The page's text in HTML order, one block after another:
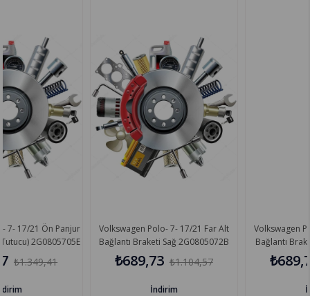
Panjur
Volkswagen Polo- 7- 17/21 Far Alt
Bağlantı Braketi Sağ 2G0805072B
₺689,73 ₺1.104,57
Volkswagen Polo- 7- 17/
Bağlantı Braketi Sol
₺689,73